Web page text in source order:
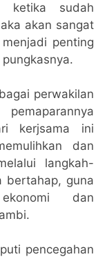
sudah
akan sangat
penting
perwakilan
kerjsama ini
dan
langkah-
bertahap, guna
dan
pencegahan